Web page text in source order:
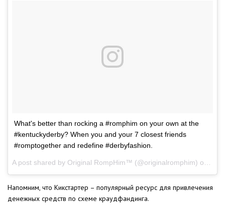
What's better than rocking a #romphim on your own at the
#kentuckyderby? When you and your 7 closest friends
#romptogether and redefine #derbyfashion.
Напомним, что Кикстартер – популярный ресурс для привлечения
денежных средств по схеме краудфандинга.